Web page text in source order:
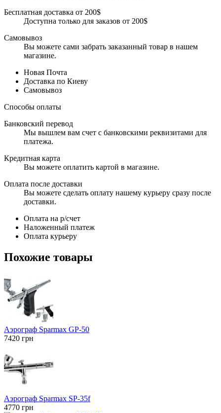
Бесплатная доставка от 200$
Доступна только для заказов от 200$
Самовывоз
Вы можете сами забрать заказанный товар в нашем
магазине.
Новая Почта
Доставка по Киеву
Самовывоз
Способы оплаты
Банковский перевод
Мы вышлем вам счет с банковскими реквизитами для
платежа.
Кредитная карта
Вы можете оплатить картой в магазине.
Оплата после доставки
Вы можете сделать оплату нашему курьеру сразу после
доставки.
Оплата на р/счет
Наложенный платеж
Оплата курьеру
Похожие товары
Аэрограф Sparmax GP-50
7420 грн
Аэрограф Sparmax SP-35f
4770 грн